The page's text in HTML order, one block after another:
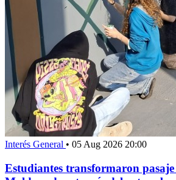
Interés General • 05 Aug 2026 20:00
Estudiantes transformaron